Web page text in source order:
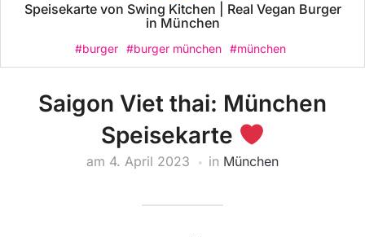
Speisekarte von Swing Kitchen | Real Vegan Burger
in München
#burger #burger münchen #münchen
Saigon Viet thai: München
Speisekarte
am 4. April 2023 in München